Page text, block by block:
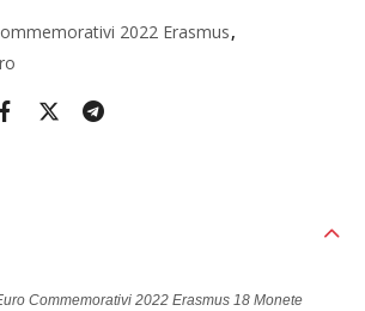
2022 Erasmus,
Commemorativi 2022 Erasmus 18 Monete